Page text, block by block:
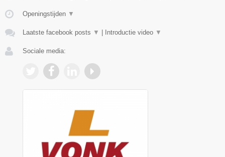
Openingstijden ▼
Laatste facebook posts ▼ Introductie video ▼
Sociale media: